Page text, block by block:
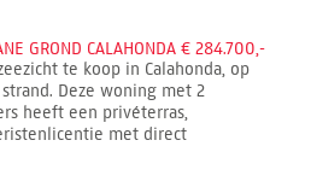
GROND CALAHONDA € 284.700,-
te koop in Calahonda, op
Deze woning met 2
heeft een privéterras,
met direct